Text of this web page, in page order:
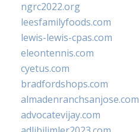
ngrc2022.org
leesfamilyfoods.com
lewis-lewis-cpas.com
eleontennis.com
cyetus.com
bradfordshops.com
almadenranchsanjose.com
advocatevijay.com